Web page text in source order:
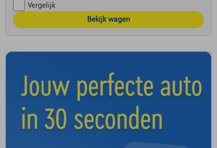
Vergelijk
Bekijk wagen